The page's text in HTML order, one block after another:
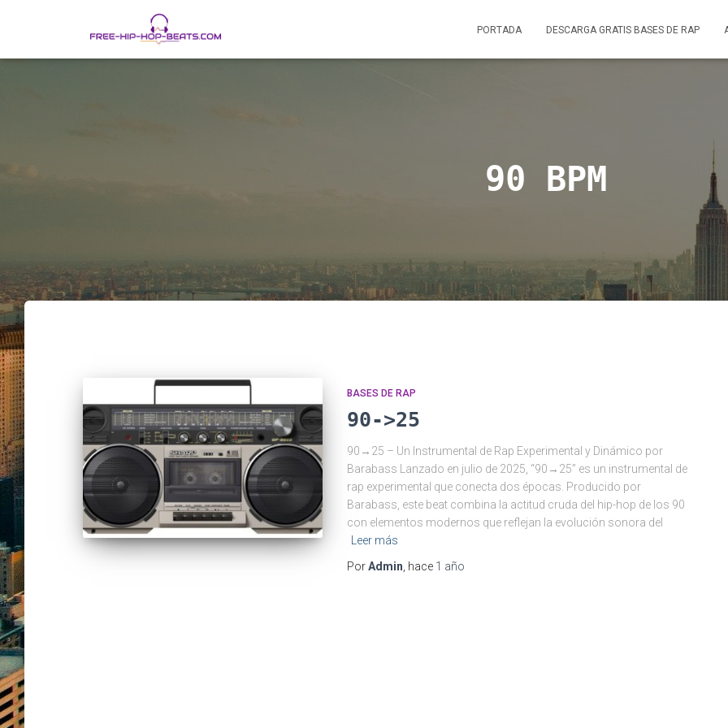
PORTADA DESCARGA GRATIS BASES DE RAP
90 BPM
BASES DE RAP
90->25
90→25 – Un Instrumental de Rap Experimental y Dinámico por
Barabass Lanzado en julio de 2025, “90→25” es un instrumental de
rap experimental que conecta dos épocas. Producido por
Barabass, este beat combina la actitud cruda del hip-hop de los 90
con elementos modernos que reflejan la evolución sonora del
Leer más
PorAdmin , hace 1 año